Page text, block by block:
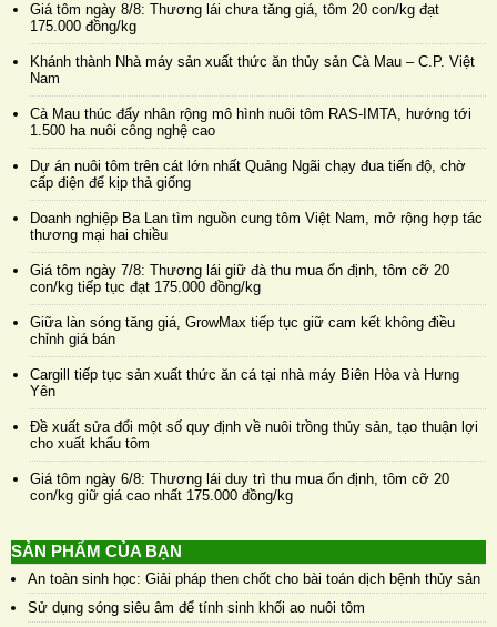
Giá tôm ngày 8/8: Thương lái chưa tăng giá, tôm 20 con/kg đạt
175.000 đồng/kg
Khánh thành Nhà máy sản xuất thức ăn thủy sản Cà Mau – C.P. Việt
Nam
Cà Mau thúc đẩy nhân rộng mô hình nuôi tôm RAS-IMTA, hướng tới
1.500 ha nuôi công nghệ cao
Dự án nuôi tôm trên cát lớn nhất Quảng Ngãi chạy đua tiến độ, chờ
cấp điện để kịp thả giống
Doanh nghiệp Ba Lan tìm nguồn cung tôm Việt Nam, mở rộng hợp tác
thương mại hai chiều
Giá tôm ngày 7/8: Thương lái giữ đà thu mua ổn định, tôm cỡ 20
con/kg tiếp tục đạt 175.000 đồng/kg
Giữa làn sóng tăng giá, GrowMax tiếp tục giữ cam kết không điều
chỉnh giá bán
Cargill tiếp tục sản xuất thức ăn cá tại nhà máy Biên Hòa và Hưng
Yên
Đề xuất sửa đổi một số quy định về nuôi trồng thủy sản, tạo thuận lợi
cho xuất khẩu tôm
Giá tôm ngày 6/8: Thương lái duy trì thu mua ổn định, tôm cỡ 20
con/kg giữ giá cao nhất 175.000 đồng/kg
SẢN PHẨM CỦA BẠN
An toàn sinh học: Giải pháp then chốt cho bài toán dịch bệnh thủy sản
Sử dụng sóng siêu âm để tính sinh khối ao nuôi tôm